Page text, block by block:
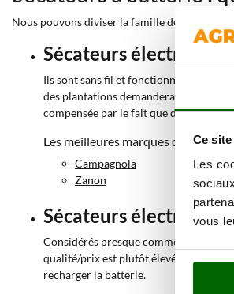
Ce
Les
vous
Nous pouvons diviser la famille des
Sécateurs électriques
Ils sont sans fil et fonctionnent
des plantations demandera aucun
compensée par le fait que deux
Les meilleures marques de
Campagnola
Zanon
Sécateurs électriques
Considérés presque comme le top de
qualité/prix est plutôt élevé, car il
recharger la batterie.